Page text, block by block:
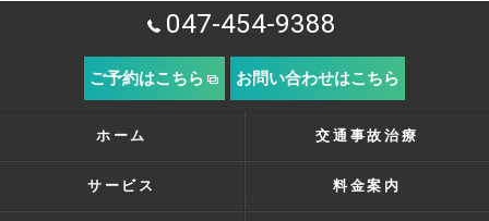
047-454-9388
ご予約はこちら お問い合わせはこちら
ホーム 交通事故治療
サービス 料金案内